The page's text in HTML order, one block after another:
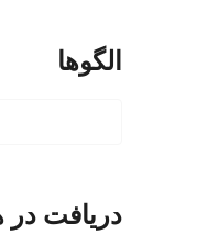
الگوها
دریافت در